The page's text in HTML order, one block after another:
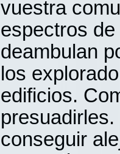
vuestra
espectros
deambulan
los
edificios.
conseguir